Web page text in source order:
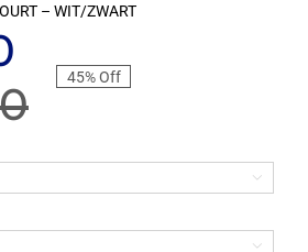
– WIT/ZWART
45% Off

